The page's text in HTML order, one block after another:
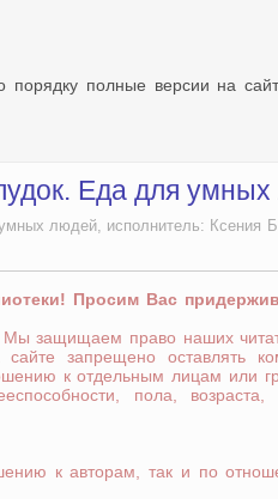
полные версии на
Еда для
людей, исполнитель: Ксения
Просим Вас
Мы защищаем право наших
запрещено оставлять
к отдельным лицам или
пола,
к авторам, так и по